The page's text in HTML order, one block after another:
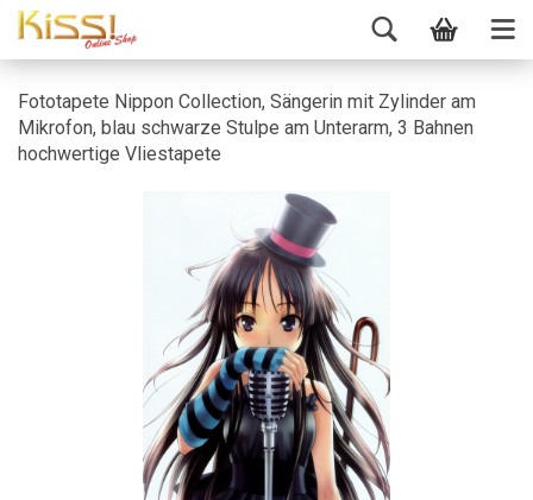
Fototapete Nippon Collection, Sängerin mit Zylinder am
Mikrofon, blau schwarze Stulpe am Unterarm, 3 Bahnen
hochwertige Vliestapete